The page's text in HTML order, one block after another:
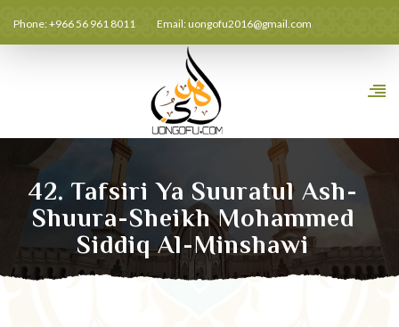
Phone: +966 56 961 8011 Email:uongofu2016@gmail.com
42. Tafsiri Ya Suuratul Ash-
Shuura-Sheikh Mohammed
Siddiq Al-Minshawi